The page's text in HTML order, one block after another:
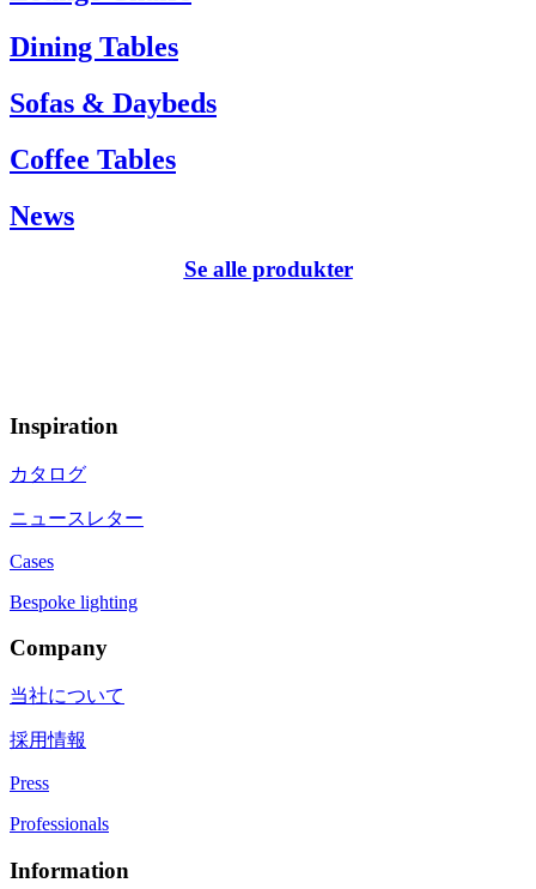
Dining Tables
Sofas & Daybeds
Coffee Tables
News
Se alle produkter
Inspiration
カタログ
ニュースレター
Cases
Bespoke lighting
Company
当社について
採用情報
Press
Professionals
Information